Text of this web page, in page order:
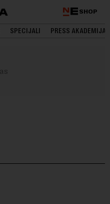
SHOP
SPECIJALI PRESS AKADEMIJA